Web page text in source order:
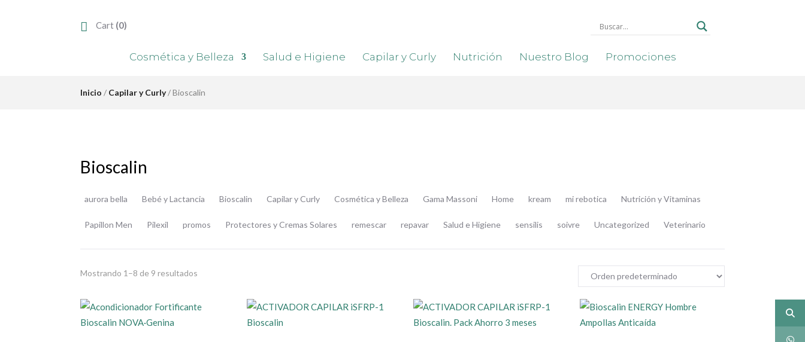
Cart (0)
Cosmética y Belleza Salud e Higiene Capilar y Curly Nutrición Nuestro Blog Promociones
Inicio / Capilar y Curly/ Bioscalin
Bioscalin
aurora bella Bebé y Lactancia Bioscalin Capilar y Curly Cosmética y Belleza Gama Massoni Home kream mi rebotica Nutrición y Vitaminas
Papillon Men Pilexil promos Protectores y Cremas Solares remescar repavar Salud e Higiene sensilis soivre Uncategorized Veterinario
Mostrando 1–8 de 9 resultados